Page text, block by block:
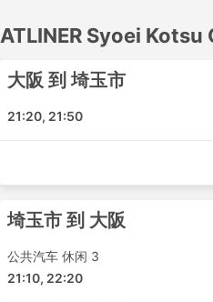
ATLINER Syoei
ATLINER Syoei Kotsu Co的大
大宫站西口
新宿高速公路
大阪难波
ATLINER Syoei Kotsu
大阪 到 埼玉市
21:20, 21:50
埼玉市 到 大阪
公共汽车 休闲 3
21:10, 22:20